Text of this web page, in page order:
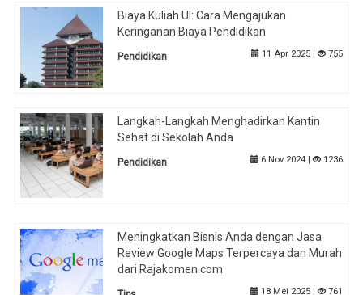
Biaya Kuliah UI: Cara Mengajukan
Keringanan Biaya Pendidikan
Pendidikan 11 Apr 2025 | 755
Langkah-Langkah Menghadirkan Kantin
Sehat di Sekolah Anda
Pendidikan 6 Nov 2024 | 1236
Meningkatkan Bisnis Anda dengan Jasa
Review Google Maps Terpercaya dan Murah
dari Rajakomen.com
18 Mei 2025 | 761